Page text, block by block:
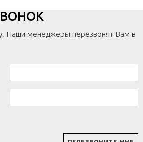
Наши менеджеры перезвонят Вам в